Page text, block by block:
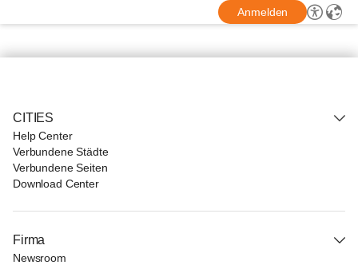
Anmelden
CITIES
Help Center
Verbundene Städte
Verbundene Seiten
Download Center
Firma
Newsroom